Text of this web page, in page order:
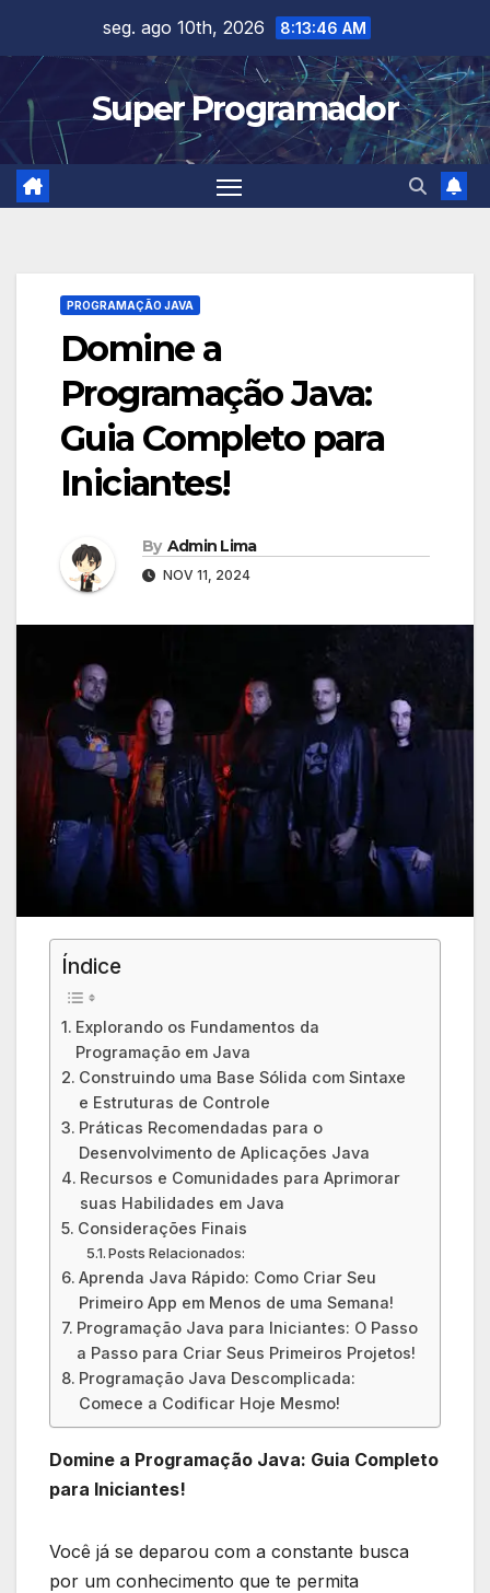
content
seg. ago 10th, 2026 8:13:48 AM
Super Programador
PROGRAMAÇÃO JAVA
Domine a
Programação Java:
Guia Completo para
Iniciantes!
By Admin Lima
NOV 11, 2024
Índice
Explorando os ⁣Fundamentos da
Programação‌ em Java
Construindo uma Base Sólida com Sintaxe
e Estruturas de Controle
Práticas Recomendadas para o
Desenvolvimento‍ de ⁢Aplicações⁣ Java
Recursos e Comunidades​ para ⁣Aprimorar
suas Habilidades em ‍Java
Considerações Finais
Posts Relacionados:
Aprenda Java Rápido: Como Criar Seu
Primeiro App em Menos de uma Semana!
Programação Java para Iniciantes: O Passo
a Passo para Criar Seus Primeiros Projetos!
Programação Java Descomplicada:
Comece a Codificar Hoje Mesmo!
Domine⁢ a Programação⁢ Java: Guia Completo
‍para‍ Iniciantes!
Você já se deparou com a constante busca
por um conhecimento que te permita